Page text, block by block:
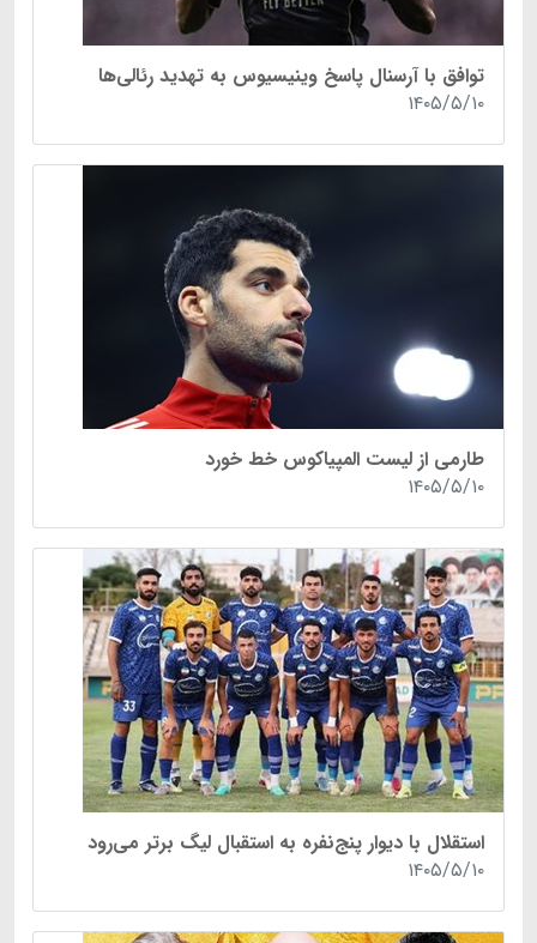
توافق با آرسنال پاسخ وینیسیوس به تهدید رئالی‌ها
۱۴۰۵/۵/۱۰
طارمی از لیست المپیاکوس خط خورد
۱۴۰۵/۵/۱۰
استقلال با دیوار پنج‌نفره به استقبال لیگ برتر می‌رود
۱۴۰۵/۵/۱۰